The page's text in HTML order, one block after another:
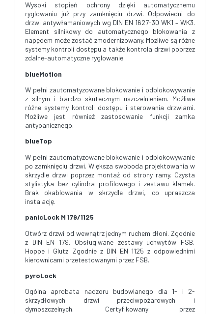
Wysoki stopień ochrony dzięki automatycznemu
ryglowaniu już przy zamknięciu drzwi. Odpowiedni do
drzwi antywłamaniowych wg DIN EN 1627-30 WK1 – WK3.
Element silnikowy do automatycznego blokowania z
napędem może zostać zmodernizowany. Mozliwe są różne
systemy kontroli dostępu a także kontrola drzwi poprzez
zdalne-automatyczne ryglowanie.
blueMotion
W pełni zautomatyzowane blokowanie i odblokowywanie
z silnym i bardzo skutecznym uszczelnieniem. Możliwe
różne systemy kontroli dostępu i sterowania drzwiami.
Możliwe jest również zastosowanie funkcji zamka
antypanicznego.
blueTop
W pełni zautomatyzowane blokowanie i odblokowywanie
po zamknięciu drzwi. Większa swoboda projektowania w
skrzydle drzwi poprzez montaż od strony ramy. Czysta
stylistyka bez cylindra profilowego i zestawu klamek.
Brak okablowania w skrzydle drzwi, co upraszcza
instalację.
panicLock M 179/1125
Otwórz drzwi od wewnątrz jednym ruchem dłoni. Zgodnie
z DIN EN 179. Obsługiwane zestawy uchwytów FSB,
Hoppe i Glutz. Zgodnie z DIN EN 1125 z odpowiednimi
kierownicami przetestowanymi przez FSB.
pyroLock
Ogólna aprobata nadzoru budowlanego dla 1- i 2-
skrzydłowych drzwi przeciwpożarowych i
dymoszczelnych. Certyfikowany przez